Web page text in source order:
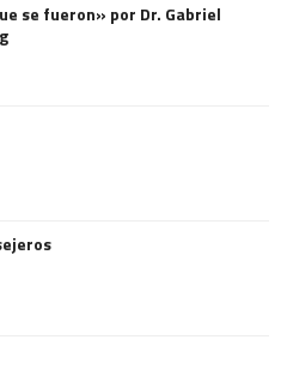
se fueron» por Dr. Gabriel